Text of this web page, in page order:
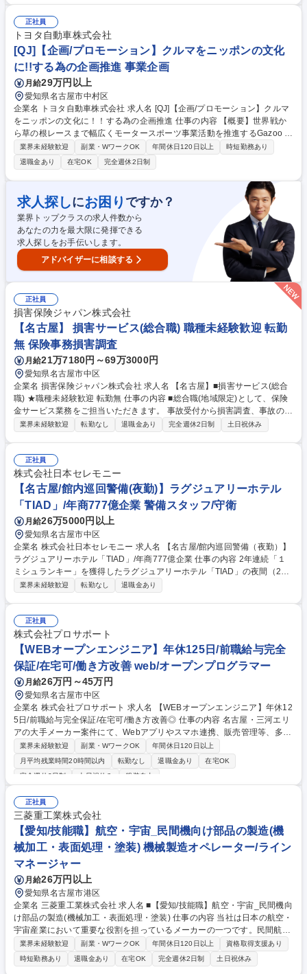
キュリティ対応推進 ■仕入先向けセキュリティガイドラインの整備と整備
支援、啓発活動 ■サイバー攻撃等を想定したBCP（事業継続計画）の構
築、訓練の実施 【使用ツール】自動車産業ガイドライン、EDR、EPP、A
SM、内部情報漏えいシステム、SOCなど 募集職種 162《伏見/丸の内》サ
イバーセキュリティ/実務未経験者歓迎/在宅勤務有
正社員
トヨタ自動車株式会社
[QJ]【企画/プロモーション】クルマをニッポンの文化
に!!する為の企画推進 事業企画
月給29万円以上
愛知県名古屋市中村区
企業名 トヨタ自動車株式会社 求人名 [QJ]【企画/プロモーション】クルマ
をニッポンの文化に！！する為の企画推進 仕事の内容 【概要】世界戦か
ら草の根レースまで幅広くモータースポーツ事業活動を推進するGazoo R
acing Company(GR)にて“クルマ文化づくり”に関わるあらゆる取り組みを
関係者を巻き込みながら進めていただきます。 【詳細】■GTA、JRP、ST
MOと連携し、多くのファンに喜んでいただける様なモータースポーツ業
界の改革を進めて参ります。(最適な競技開催日程の構築など) ■モーター
スポーツ業界にもっと多くの人材が参画し活性化される様、新規参入の事
業推進者、或いはオフィシャル希望者などを増やして参ります。■サーキ
ットの通信環境改革などを通じて、よりファンが楽しめる環境づくりを進
めて参ります。 募集職種 [QJ]【企画/プロモーション】クルマをニッポン
の文化に！！する為の企画推進
業界未経験歓迎 副業・WワークOK 年間休日120日以上
時短勤務あり
退職金あり
在宅OK 完全週休2日制
求人探しにお困り ですか？
業界トップクラスの求人件数から
あなたの力を最大限に発揮できる
求人探しをお手伝いします。
アドバイザーに相談する
正社員
損害保険ジャパン株式会社
【名古屋】 損害サービス(総合職) 職種未経験歓迎 転勤
無 保険事務損害調査
月給21万7180円～69万3000円
愛知県名古屋市中区
企業名 損害保険ジャパン株式会社 求人名 【名古屋】■損害サービス(総合
職) ★職種未経験歓迎 転勤無 仕事の内容 ■総合職(地域限定)として、保険
金サービス業務をご担当いただきます。 事故受付から損害調査、事故の相
手方との交渉などを行い、保険金のお支払いまでを行います。単に保険金
事故対応の最前線です。 ■研修体制： OJT担当が付きながら、最初はシン
プルな案件からお任せしていきますので、未経験の方でもしっかりキャッ
チアップいただける環境です。 ※総合職の為、損害サービス以外のポジシ
ョンへの異動可能性あり 募集職種 【名古屋】■損害サービス(総合職) ★職
種未経験歓迎 転勤無
業界未経験歓迎 転勤なし 退職金あり 完全週休2日制 土日祝休み
正社員
株式会社日本セレモニー
【名古屋/館内巡回警備(夜勤)】ラグジュアリーホテル
「TIAD」/年商777億企業 警備スタッフ/守衛
月給26万5000円以上
愛知県名古屋市中区
企業名 株式会社日本セレモニー 求人名 【名古屋/館内巡回警備（夜勤）】
ラグジュアリーホテル「TIAD」/年商777億企業 仕事の内容 2年連続「１
ミシュランキー」を獲得したラグジュアリーホテル「TIAD」の夜間（22
時～翌7時）における館内巡回やトラブル対応をお任せします。 ◇22時～
次対応、トラブル対応 ・デリバリー等の手配、夜間のゲストサービスサポ
ート ★フロント1名、ゲストサービス1名との3名体制。当直のような長時
間拘束や2日連続勤務はなく、基本8時間勤務のため、体に無理なく働けま
す。 募集職種 【名古屋/館内巡回警備（夜勤）】ラグジュアリーホテル
「TIAD」/年商777億企業
業界未経験歓迎 転勤なし 退職金あり
正社員
株式会社プロサポート
【WEBオープンエンジニア】年休125日/前職給与完全
保証/在宅可/働き方改善 web/オープンプログラマー
月給26万円～45万円
愛知県名古屋市中区
企業名 株式会社プロサポート 求人名 【WEBオープンエンジニア】年休12
5日/前職給与完全保証/在宅可/働き方改善◎ 仕事の内容 名古屋・三河エリ
アの大手メーカー案件にて、Webアプリやスマホ連携、販売管理等、多彩
な案件に参画。 1000件超の案件から、JavaやC#など希望のプロジェクト
を自身で選択可能。マネジメント業務は一切無。 要件定義からテストまで
幅広く、スキルに応じ上流工程にも挑戦可能です。「Schoo」導入や資格
苦しいルールは一切ありません。 自身のスケジュールや勤怠は、当社と常
駐先で適切に管理。 プレイヤーとして開発を楽しみながら、理想のキャリ
アを築けます。残業が減った、自分のやりたい工程に携われたなど働き方
を改善した社員が多数！ 募集職種 【WEBオープンエンジニア】年休125
日/前職給与完全保証/在宅可/働き方改善◎
業界未経験歓迎 副業・WワークOK
年間休日120日以上
月平均残業時間20時間以内
転勤なし 退職金あり
在宅OK
完全週休2日制
土日祝休み 服装自由
正社員
三菱重工業株式会社
【愛知/技能職】航空・宇宙_民間機向け部品の製造(機
械加工・表面処理・塗装) 機械製造オペレーター/ライン
マネージャー
月給26万円以上
愛知県名古屋市港区
企業名 三菱重工業株式会社 求人名 ■【愛知/技能職】航空・宇宙_民間機向
け部品の製造(機械加工・表面処理・塗装) 仕事の内容 当社は日本の航空・
宇宙産業において重要な役割を担っているメーカーの一つです。民間航空
機市場の需要は拡大しており、増産体制の構築と生産性改善を推進するた
め、製造部門の核となるメンバーを募集します。 ※下記いずれかの専門工
程をお任せ致します。 ■機械加工：超大型NC工作機械を用い、航空宇宙
業界未経験歓迎 副業・WワークOK 年間休日120日以上
資格取得支援あり
時短勤務あり
退職金あり 在宅OK 完全週休2日制 土日祝休み